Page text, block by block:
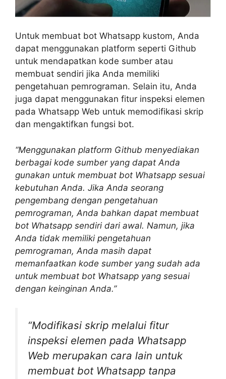
Untuk membuat bot Whatsapp kustom, Anda
dapat menggunakan platform seperti Github
untuk mendapatkan kode sumber atau
membuat sendiri jika Anda memiliki
pengetahuan pemrograman. Selain itu, Anda
juga dapat menggunakan fitur inspeksi elemen
pada Whatsapp Web untuk memodifikasi skrip
dan mengaktifkan fungsi bot.
“Menggunakan platform Github menyediakan
berbagai kode sumber yang dapat Anda
gunakan untuk membuat bot Whatsapp sesuai
kebutuhan Anda. Jika Anda seorang
pengembang dengan pengetahuan
pemrograman, Anda bahkan dapat membuat
bot Whatsapp sendiri dari awal. Namun, jika
Anda tidak memiliki pengetahuan
pemrograman, Anda masih dapat
memanfaatkan kode sumber yang sudah ada
untuk membuat bot Whatsapp yang sesuai
dengan keinginan Anda.”
“Modifikasi skrip melalui fitur
inspeksi elemen pada Whatsapp
Web merupakan cara lain untuk
membuat bot Whatsapp tanpa